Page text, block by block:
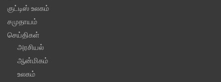
குட்டிஸ் உலகம்
சமுதாயம்
செய்திகள்
அரசியல்
ஆன்மிகம்
உலகம்